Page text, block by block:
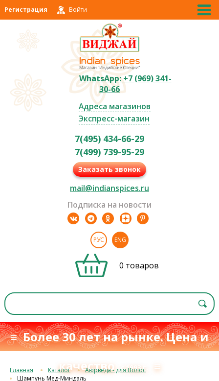
Регистрация Войти
WhatsApp: +7 (969) 341-
30-66
Адреса магазинов
Экспресс-магазин
7(495) 434-66-29
7(499) 739-95-29
Заказать звонок
mail@indianspices.ru
Подписка на новости
РУС ENG
0 товаров
≡ Более 30 лет на рынке. Цена и
качествос 1993 г. ≡
Главная Каталог
Аюрведа - для Волос
Шампунь Мед-Миндаль